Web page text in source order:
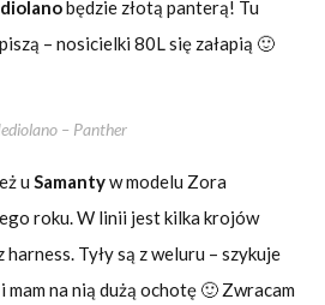
będzie złotą panterą! Tu
– nosicielki 80L się załapią 🙂
– Panther
u Samantyw modelu Zora
roku. W linii jest kilka krojów
Tyły są z weluru – szykuje
na nią dużą ochotę 🙂 Zwracam